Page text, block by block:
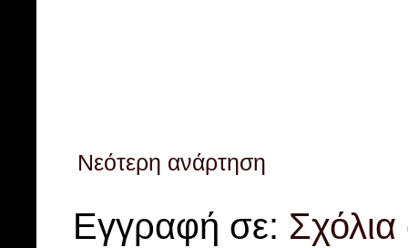
Νεότερη ανάρτηση
Εγγραφή σε: